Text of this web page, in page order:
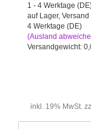
auf Lager,
4 Werktage (DE)
(Ausland
Versandgewicht:
inkl. 19% MwSt.